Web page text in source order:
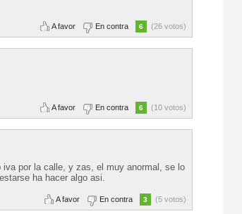
A favor En contra 6 (26 votos)
A favor En contra 6 (10 votos)
iva por la calle, y zas, el muy anormal, se lo
ha hacer algo asi.
A favor En contra 3 (5 votos)